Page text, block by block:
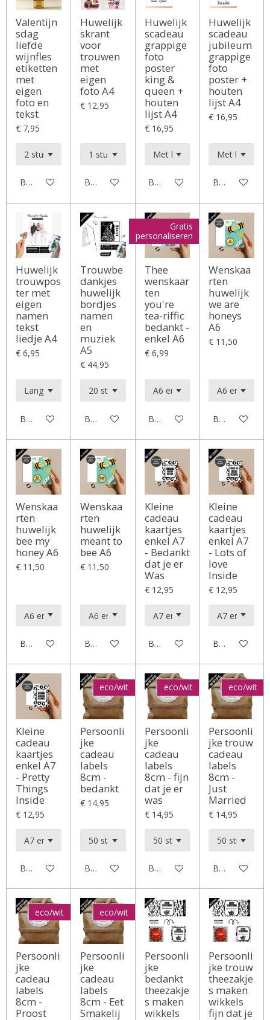
Valentijn
sdag
liefde
wijnfles
etiketten
met
eigen
foto en
tekst
€ 7,95
Bekijk details
Huwelijk
skrant
voor
trouwen
met
eigen
foto A4
€ 12,95
Bekijk details
Huwelijk
scadeau
grappige
foto
poster
king &
queen +
houten
lijst A4
€ 16,95
Bekijk details
Huwelijk
scadeau
jubileum
grappige
foto
poster +
houten
lijst A4
€ 16,95
Bekijk details
Huwelijk
trouwpos
ter met
eigen
namen
tekst
liedje A4
€ 6,95
Bekijk details
Trouwbe
dankjes
huwelijk
bordjes
namen
en
muziek
A5
€ 44,95
Bekijk details
Gratis
personaliseren
Thee
wenskaar
ten
you're
tea-riffic
bedankt -
enkel A6
€ 6,99
Bekijk details
Wenskaa
rten
huwelijk
we are
honeys
A6
€ 11,50
Bekijk details
Wenskaa
rten
huwelijk
bee my
honey A6
€ 11,50
Bekijk details
Wenskaa
rten
huwelijk
meant to
bee A6
€ 11,50
Bekijk details
Kleine
cadeau
kaartjes
enkel A7
- Bedankt
dat je er
Was
€ 12,95
Bekijk details
Kleine
cadeau
kaartjes
enkel A7
- Lots of
love
Inside
€ 12,95
Bekijk details
Kleine
cadeau
kaartjes
enkel A7
- Pretty
Things
Inside
€ 12,95
Bekijk details
eco/wit
Persoonli
jke
cadeau
labels
8cm -
bedankt
€ 14,95
Bekijk details
eco/wit
Persoonli
jke
cadeau
labels
8cm - fijn
dat je er
was
€ 14,95
Bekijk details
eco/wit
Persoonli
jke trouw
cadeau
labels
8cm -
Just
Married
€ 14,95
Bekijk details
eco/wit
Persoonli
jke
cadeau
labels
8cm -
Proost
eco/wit
Persoonli
jke
cadeau
labels
8cm - Eet
Smakelij
Persoonli
jke
bedankt
theezakje
s maken
wikkels
Persoonli
jke trouw
theezakje
s maken
wikkels
fijn dat je